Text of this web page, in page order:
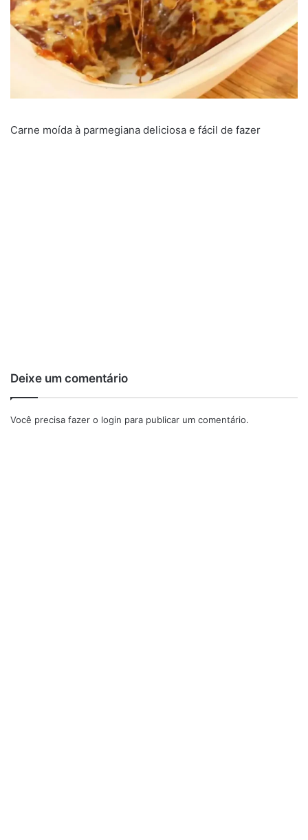
Carne moída à parmegiana deliciosa e fácil de fazer
Deixe um comentário
Você precisa fazer o login para publicar um comentário.